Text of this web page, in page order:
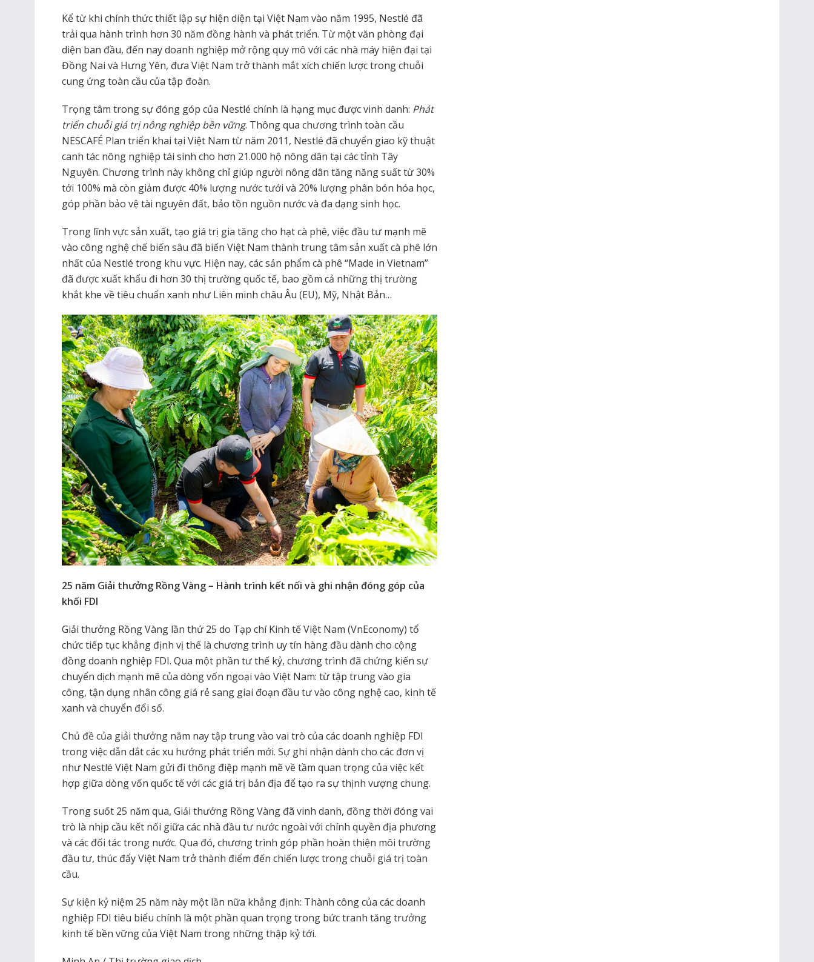
Kể từ khi chính thức thiết lập sự hiện diện tại Việt Nam vào năm 1995, Nestlé đã
trải qua hành trình hơn 30 năm đồng hành và phát triển. Từ một văn phòng đại
diện ban đầu, đến nay doanh nghiệp mở rộng quy mô với các nhà máy hiện đại tại
Đồng Nai và Hưng Yên, đưa Việt Nam trở thành mắt xích chiến lược trong chuỗi
cung ứng toàn cầu của tập đoàn.
Trọng tâm trong sự đóng góp của Nestlé chính là hạng mục được vinh danh: Phát
triển chuỗi giá trị nông nghiệp bền vững. Thông qua chương trình toàn cầu
NESCAFÉ Plan triển khai tại Việt Nam từ năm 2011, Nestlé đã chuyển giao kỹ thuật
canh tác nông nghiệp tái sinh cho hơn 21.000 hộ nông dân tại các tỉnh Tây
Nguyên. Chương trình này không chỉ giúp người nông dân tăng năng suất từ 30%
tới 100% mà còn giảm được 40% lượng nước tưới và 20% lượng phân bón hóa học,
góp phần bảo vệ tài nguyên đất, bảo tồn nguồn nước và đa dạng sinh học.
Trong lĩnh vực sản xuất, tạo giá trị gia tăng cho hạt cà phê, việc đầu tư mạnh mẽ
vào công nghệ chế biến sâu đã biến Việt Nam thành trung tâm sản xuất cà phê lớn
nhất của Nestlé trong khu vực. Hiện nay, các sản phẩm cà phê “Made in Vietnam”
đã được xuất khẩu đi hơn 30 thị trường quốc tế, bao gồm cả những thị trường
khắt khe về tiêu chuẩn xanh như Liên minh châu Âu (EU), Mỹ, Nhật Bản…
25 năm Giải thưởng Rồng Vàng – Hành trình kết nối và ghi nhận đóng góp của
khối FDI
Giải thưởng Rồng Vàng lần thứ 25 do Tạp chí Kinh tế Việt Nam (VnEconomy) tổ
chức tiếp tục khẳng định vị thế là chương trình uy tín hàng đầu dành cho cộng
đồng doanh nghiệp FDI. Qua một phần tư thế kỷ, chương trình đã chứng kiến sự
chuyển dịch mạnh mẽ của dòng vốn ngoại vào Việt Nam: từ tập trung vào gia
công, tận dụng nhân công giá rẻ sang giai đoạn đầu tư vào công nghệ cao, kinh tế
xanh và chuyển đổi số.
Chủ đề của giải thưởng năm nay tập trung vào vai trò của các doanh nghiệp FDI
trong việc dẫn dắt các xu hướng phát triển mới. Sự ghi nhận dành cho các đơn vị
như Nestlé Việt Nam gửi đi thông điệp mạnh mẽ về tầm quan trọng của việc kết
hợp giữa dòng vốn quốc tế với các giá trị bản địa để tạo ra sự thịnh vượng chung.
Trong suốt 25 năm qua, Giải thưởng Rồng Vàng đã vinh danh, đồng thời đóng vai
trò là nhịp cầu kết nối giữa các nhà đầu tư nước ngoài với chính quyền địa phương
và các đối tác trong nước. Qua đó, chương trình góp phần hoàn thiện môi trường
đầu tư, thúc đẩy Việt Nam trở thành điểm đến chiến lược trong chuỗi giá trị toàn
cầu.
Sự kiện kỷ niệm 25 năm này một lần nữa khẳng định: Thành công của các doanh
nghiệp FDI tiêu biểu chính là một phần quan trọng trong bức tranh tăng trưởng
kinh tế bền vững của Việt Nam trong những thập kỷ tới.